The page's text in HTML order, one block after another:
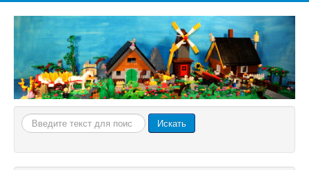
Искать... Искать